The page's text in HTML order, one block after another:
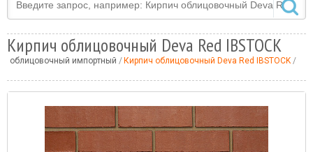
Кирпич облицовочный Deva Red IBSTOCK
облицовочный импортный Кирпич облицовочный Deva Red IBSTOCK